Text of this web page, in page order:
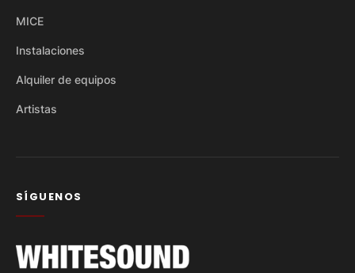
MICE
Instalaciones
Alquiler de equipos
Artistas
SÍGUENOS